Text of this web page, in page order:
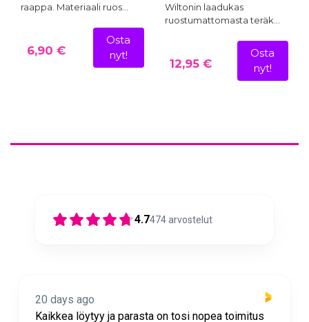
raappa. Materiaali ruos…
6,90 €
Osta
nyt!
Wiltonin laadukas
ruostumattomasta teräk…
12,95 €
Osta
nyt!
4.7474arvostelut
20 days ago
Kaikkea löytyy ja parasta on tosi nopea toimitus